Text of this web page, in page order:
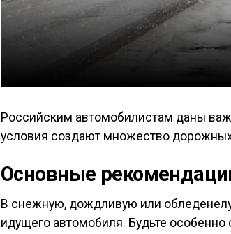
Российским автомобилистам даны
условия создают множество
Основные
В снежную, дождливую или
идущего автомобиля. Будьте